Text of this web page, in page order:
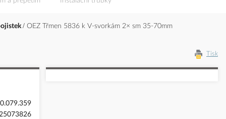
OEZ Třmen 5836 k V-svorkám 2× sm 35-70mm
Tisk